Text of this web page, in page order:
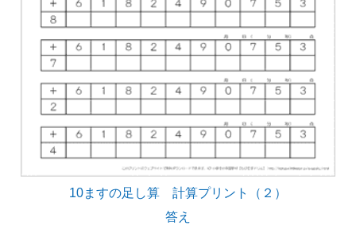
10ますの足し算 計算プリント（２）
答え